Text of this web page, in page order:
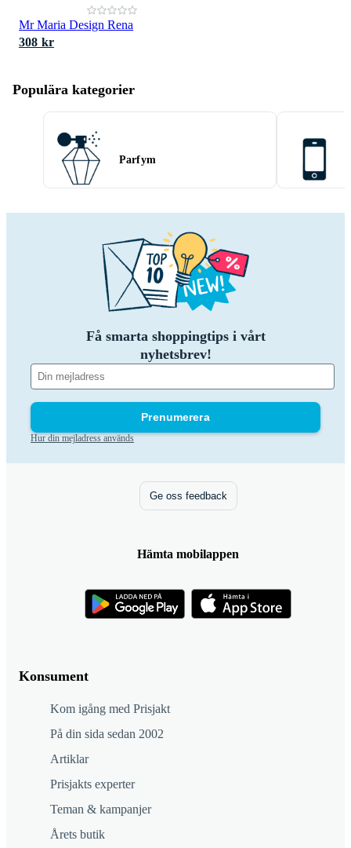
Mr Maria Design Rena
308 kr
Populära kategorier
Parfym
Få smarta shoppingtips i vårt
nyhetsbrev!
Prenumerera
Hur din mejladress används
Konsument
Kom igång med Prisjakt
På din sida sedan 2002
Artiklar
Prisjakts experter
Teman & kampanjer
Årets butik
Ge oss feedback
Hämta mobilappen